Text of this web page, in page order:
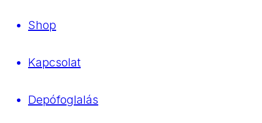
Shop
Kapcsolat
Depófoglalás